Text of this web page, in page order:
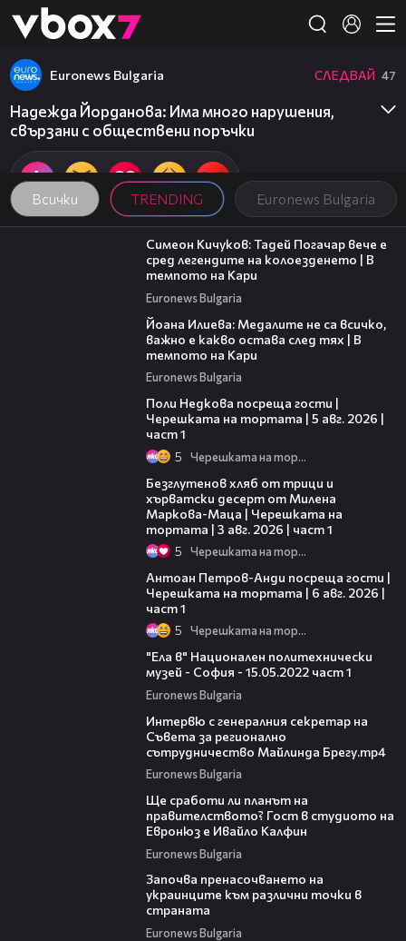
👾
Всички TRENDING Euronews Bulgaria
Euronews Bulgaria СЛЕДВАЙ 47
Надежда Йорданова: Има много нарушения,
свързани с обществени поръчки
11:23
Симеон Кичуков: Тадей Погачар вече е
сред легендите на колоезденето | В
темпото на Кари
Euronews Bulgaria
Йоана Илиева: Медалите не са всичко,
важно е какво остава след тях | В
темпото на Кари
Euronews Bulgaria
Поли Недкова посреща гости |
Черешката на тортата | 5 авг. 2026 |
част 1
5 Черешката на тортата
Безглутенов хляб от трици и
хърватски десерт от Милена
Маркова-Маца | Черешката на
тортата | 3 авг. 2026 | част 1
5 Черешката на тортата
Антоан Петров-Анди посреща гости |
Черешката на тортата | 6 авг. 2026 |
част 1
5 Черешката на тортата
"Ела в" Национален политехнически
музей - София - 15.05.2022 част 1
Euronews Bulgaria
Интервю с генералния секретар на
Съвета за регионално
сътрудничество Майлинда Брегу.mp4
Euronews Bulgaria
Ще сработи ли планът на
правителството? Гост в студиото на
Евронюз е Ивайло Калфин
Euronews Bulgaria
Започва пренасочването на
украинците към различни точки в
страната
Euronews Bulgaria